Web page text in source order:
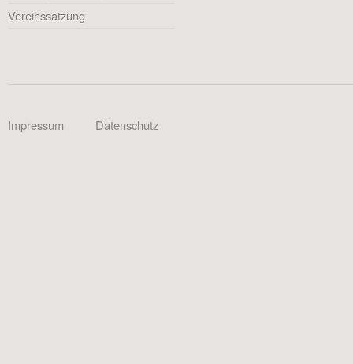
Vereinssatzung
Impressum Datenschutz